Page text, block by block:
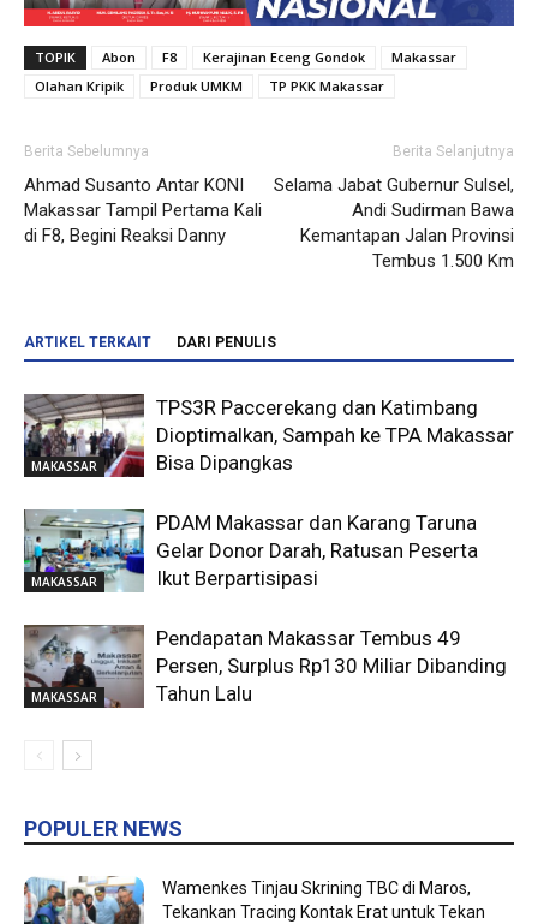
TOPIK Abon F8 Kerajinan Eceng Gondok
Makassar
Olahan Kripik
Produk UMKM TP PKK Makassar
Berita Sebelumnya
Ahmad Susanto Antar KONI
Makassar Tampil Pertama Kali
di F8, Begini Reaksi Danny
Berita Selanjutnya
Selama Jabat Gubernur Sulsel,
Andi Sudirman Bawa
Kemantapan Jalan Provinsi
Tembus 1.500 Km
ARTIKEL TERKAIT DARI PENULIS
MAKASSAR
TPS3R Paccerekang dan Katimbang
Dioptimalkan, Sampah ke TPA Makassar
Bisa Dipangkas
MAKASSAR
PDAM Makassar dan Karang Taruna
Gelar Donor Darah, Ratusan Peserta
Ikut Berpartisipasi
MAKASSAR
Pendapatan Makassar Tembus 49
Persen, Surplus Rp130 Miliar Dibanding
Tahun Lalu
POPULER NEWS
Wamenkes Tinjau Skrining TBC di Maros,
Tekankan Tracing Kontak Erat untuk Tekan